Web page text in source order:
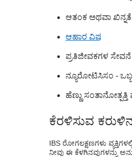
ಆತಂಕ ಅಥವಾ ಖಿನ್ನತೆ
ಆಹಾರ ವಿಷ
ಪ್ರತಿಜೀವಕಗಳ ಸೇವನೆ
ನ್ಯೂರೋಟಿಸಿಸಂ - ಒಬ್ಬ
ಹೆಣ್ಣು
ಕೆರಳಿಸುವ
IBS ರೋಗಲಕ್ಷಣಗಳು
ನೀವು ಈ ಕೆಳಗಿನವುಗಳನ್ನು